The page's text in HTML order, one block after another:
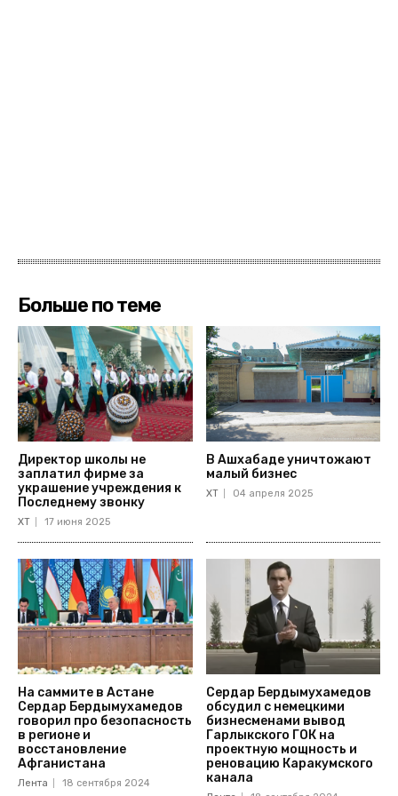
Больше по теме
Директор школы не
заплатил фирме за
украшение учреждения к
Последнему звонку
ХТ 17 июня 2025
В Ашхабаде уничтожают
малый бизнес
ХТ 04 апреля 2025
На саммите в Астане
Сердар Бердымухамедов
говорил про безопасность
в регионе и
восстановление
Афганистана
Лента 18 сентября 2024
Сердар Бердымухамедов
обсудил с немецкими
бизнесменами вывод
Гарлыкского ГОК на
проектную мощность и
реновацию Каракумского
канала